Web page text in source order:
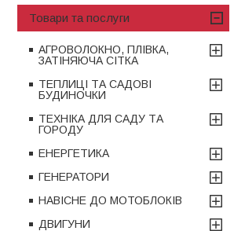
Товари та послуги
АГРОВОЛОКНО, ПЛІВКА,
ЗАТІНЯЮЧА СІТКА
ТЕПЛИЦІ ТА САДОВІ
БУДИНОЧКИ
ТЕХНІКА ДЛЯ САДУ ТА
ГОРОДУ
ЕНЕРГЕТИКА
ГЕНЕРАТОРИ
НАВІСНЕ ДО МОТОБЛОКІВ
ДВИГУНИ